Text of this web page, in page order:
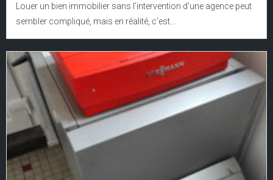
Louer un bien immobilier sans l’intervention d’une agence peut
sembler compliqué, mais en réalité, c’est...